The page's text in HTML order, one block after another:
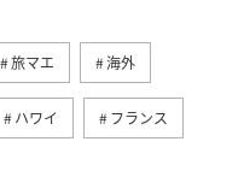
旅マエ 海外
ハワイ フランス